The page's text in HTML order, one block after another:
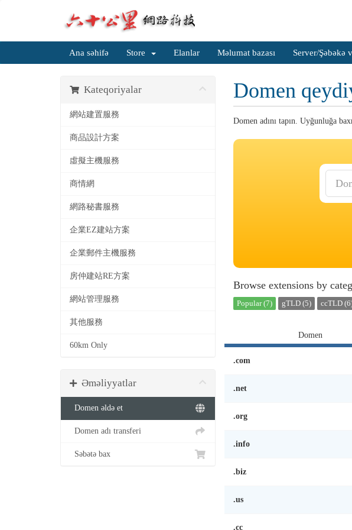
Ana səhifə Store Elanlar Məlumat bazası Server/Şəbəkə
Domen
Kateqoriyalar
網站建置服務
商品設計方案
虛擬主機服務
商情網
網路秘書服務
企業EZ建站方案
企業郵件主機服務
房仲建站RE方案
網站管理服務
其他服務
60km Only
Əməliyyatlar
Domen əldə et
Domen adı transferi
Səbətə bax
Domen adını tapın. Uyğunluğa
Browse extensions by
Popular (7) gTLD (5) ccTLD
Domen
.com
.net
.org
.info
.biz
.us
.cc